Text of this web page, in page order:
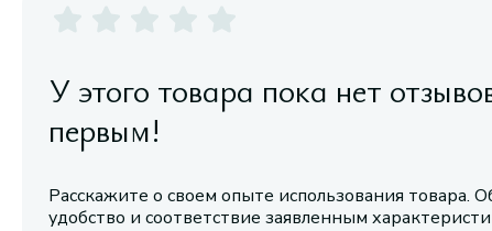
У этого товара пока нет
первым!
Расскажите о своем опыте использования товара.
удобство и соответствие заявленным